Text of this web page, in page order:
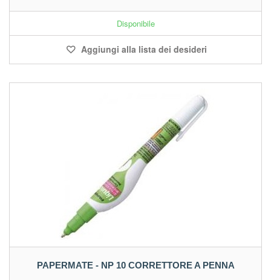
Disponibile
Aggiungi alla lista dei desideri
PAPERMATE - NP 10 CORRETTORE A PENNA